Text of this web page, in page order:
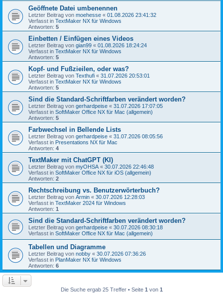
Geöffnete Datei umbenennen
Letzter Beitrag von moehesse « 01.08.2026 23:41:32
Verfasst in TextMaker NX für Windows
Antworten: 5
Einbetten / Einfügen eines Videos
Letzter Beitrag von gian99 « 01.08.2026 18:24:24
Verfasst in TextMaker NX für Windows
Antworten: 5
Kopf- und Fußzieilen, oder was?
Letzter Beitrag von Texthufi « 31.07.2026 20:53:01
Verfasst in TextMaker NX für Windows
Antworten: 5
Sind die Standard-Schriftfarben verändert worden?
Letzter Beitrag von gerhardpeise « 31.07.2026 17:07:05
Verfasst in SoftMaker Office NX für Mac (allgemein)
Antworten: 5
Farbwechsel in Bellende Lists
Letzter Beitrag von gerhardpeise « 31.07.2026 08:05:56
Verfasst in Presentations NX für Mac
Antworten: 4
TextMaker mit ChatGPT (KI)
Letzter Beitrag von myOHSA « 30.07.2026 22:46:48
Verfasst in SoftMaker Office NX für iOS (allgemein)
Antworten: 2
Rechtschreibung vs. Benutzerwörterbuch?
Letzter Beitrag von Armin « 30.07.2026 12:28:03
Verfasst in TextMaker 2024 für Windows
Antworten: 1
Sind die Standard-Schriftfarben verändert worden?
Letzter Beitrag von gerhardpeise « 30.07.2026 08:30:18
Verfasst in SoftMaker Office NX für Mac (allgemein)
Tabellen und Diagramme
Letzter Beitrag von nobby « 30.07.2026 07:36:26
Verfasst in PlanMaker NX für Windows
Antworten: 6
Die Suche ergab 25 Treffer • Seite 1 von 1